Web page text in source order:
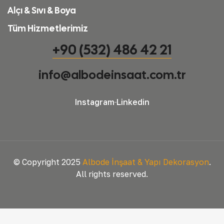
Alçı & Sıvı & Boya
Tüm Hizmetlerimiz
+90 (532) 486 42 21
info@albodeinsaat.com.tr
Instagram Linkedin
© Copyright 2025 Albode İnşaat & Yapı Dekorasyon.
All rights reserved.